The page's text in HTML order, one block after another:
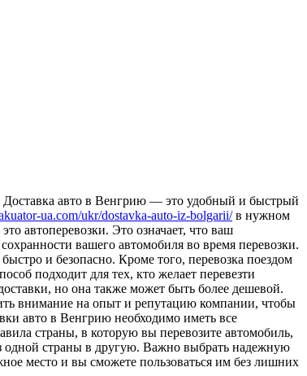
Доставка авто в Венгрию — это удобный и быстрый
ua.com/ukr/dostavka-auto-iz-bolgarii/в нужном
автоперевозки. Это означает, что ваш
вашего автомобиля во время перевозки.
и безопасно. Кроме того, перевозка поездом
подходит для тех, кто желает перевезти
но она также может быть более дешевой.
внимание на опыт и репутацию компании, чтобы
авто в Венгрию необходимо иметь все
страны, в которую вы перевозите автомобиль,
одной страны в другую. Важно выбрать надежную
место и вы сможете пользоваться им без лишних